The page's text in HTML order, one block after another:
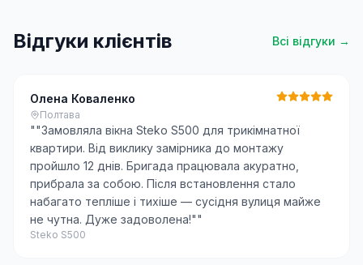
Відгуки клієнтів Всі відгуки →
Олена Коваленко
Полтава
""Замовляла вікна Steko S500 для трикімнатної
квартири. Від виклику замірника до монтажу
пройшло 12 днів. Бригада працювала акуратно,
прибрала за собою. Після встановлення стало
набагато тепліше і тихіше — сусідня вулиця майже
не чутна. Дуже задоволена!""
Steko S500